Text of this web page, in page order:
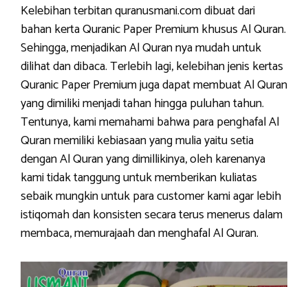
Kelebihan terbitan quranusmani.com dibuat dari
bahan kerta Quranic Paper Premium khusus Al Quran.
Sehingga, menjadikan Al Quran nya mudah untuk
dilihat dan dibaca. Terlebih lagi, kelebihan jenis kertas
Quranic Paper Premium juga dapat membuat Al Quran
yang dimiliki menjadi tahan hingga puluhan tahun.
Tentunya, kami memahami bahwa para penghafal Al
Quran memiliki kebiasaan yang mulia yaitu setia
dengan Al Quran yang dimillikinya, oleh karenanya
kami tidak tanggung untuk memberikan kuliatas
sebaik mungkin untuk para customer kami agar lebih
istiqomah dan konsisten secara terus menerus dalam
membaca, memurajaah dan menghafal Al Quran.